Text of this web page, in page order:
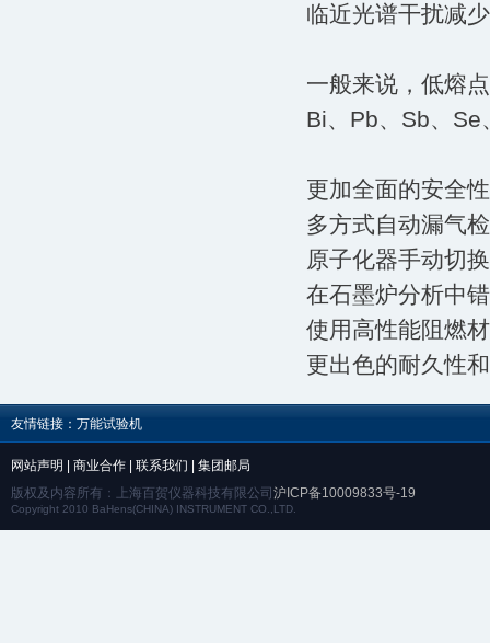
临近光谱干扰减
一般来说，低熔
Bi、Pb、Sb、Se
更加全面的安全
多方式自动漏气
原子化器手动切
在石墨炉分析中
使用高性能阻燃
更出色的耐久性
友情链接： 万能试验机
网站声明 商业合作 联系我们
集团邮局
版权及内容所有：上海百贺仪器科技有限公司 沪ICP备10009833号-19
Copyright 2010 BaHens(CHINA) INSTRUMENT CO.,LTD.